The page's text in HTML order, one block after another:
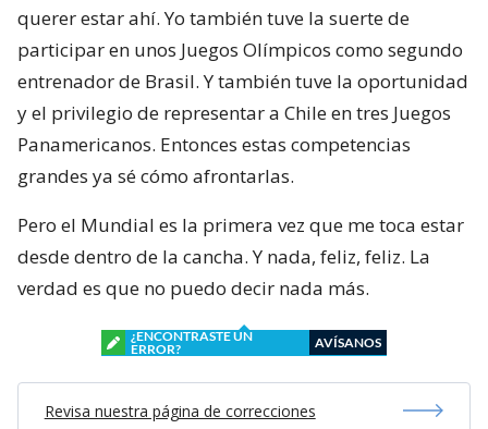
querer estar ahí. Yo también tuve la suerte de
participar en unos Juegos Olímpicos como segundo
entrenador de Brasil. Y también tuve la oportunidad
y el privilegio de representar a Chile en tres Juegos
Panamericanos. Entonces estas competencias
grandes ya sé cómo afrontarlas.
Pero el Mundial es la primera vez que me toca estar
desde dentro de la cancha. Y nada, feliz, feliz. La
verdad es que no puedo decir nada más.
¿ENCONTRASTE UN
ERROR?
AVÍSANOS
Revisa nuestra página de correcciones